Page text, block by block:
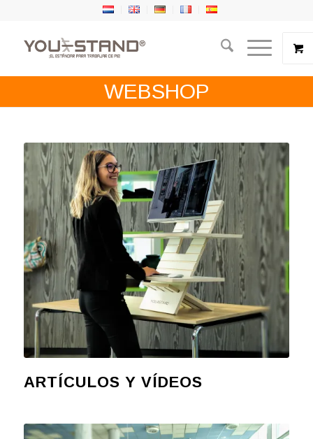
WEBSHOP
ARTÍCULOS Y VÍDEOS